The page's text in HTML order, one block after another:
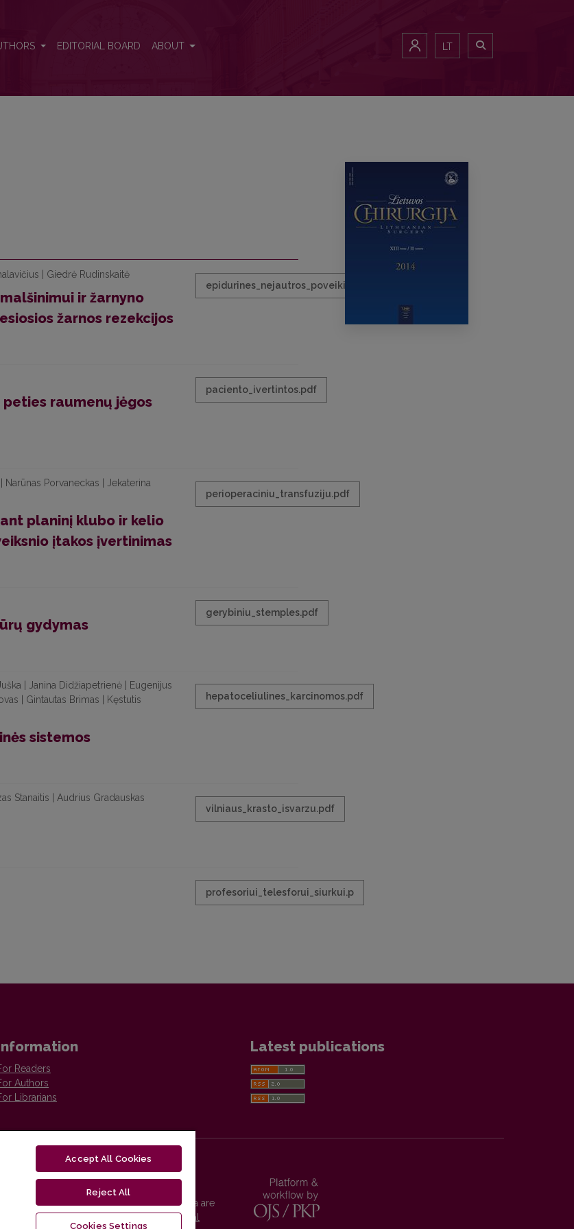
EDITORIAL BOARD ABOUT LT
| Giedrė Rudinskaitė
ir žarnyno
žarnos rezekcijos
epidurines_nejautros_poveikis.pd
raumenų jėgos
paciento_ivertintos.pdf
Porvaneckas | Jekaterina
planinį klubo ir kelio
įtakos įvertinimas
perioperaciniu_transfuziju.pdf
gydymas
gerybiniu_stemples.pdf
| Janina Didžiapetrienė | Eugenijus
| Gintautas Brimas | Kęstutis
sistemos
hepatoceliulines_karcinomos.pdf
Stanaitis | Audrius Gradauskas
vilniaus_krasto_isvarzu.pdf
profesoriui_telesforui_siurkui.p
Readers
Authors
Librarians
Latest publications
University Press platform and metadata are
by
Creative Commons International
Accept All Cookies
Reject All
Cookies Settings